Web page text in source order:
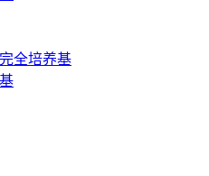
全培养基